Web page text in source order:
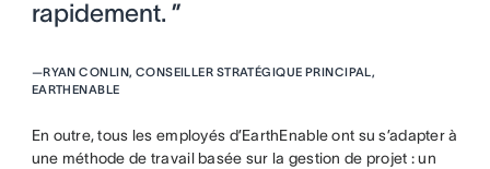
rapidement. ”
—RYAN CONLIN, CONSEILLER STRATÉGIQUE PRINCIPAL,
EARTHENABLE
En outre, tous les employés d’EarthEnable ont su s’adapter à
une méthode de travail basée sur la gestion de projet : un